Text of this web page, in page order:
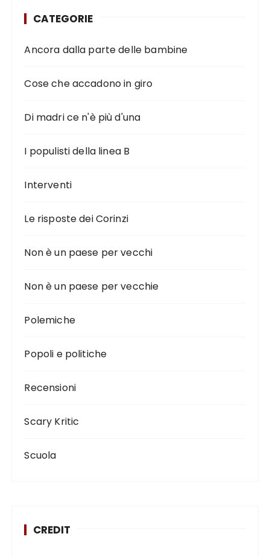
CATEGORIE
Ancora dalla parte delle bambine
Cose che accadono in giro
Di madri ce n'è più d'una
I populisti della linea B
Interventi
Le risposte dei Corinzi
Non è un paese per vecchi
Non è un paese per vecchie
Polemiche
Popoli e politiche
Recensioni
Scary Kritic
Scuola
CREDIT